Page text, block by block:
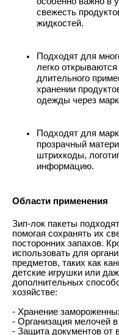
свежесть
жидкостей.
Подходят для
легко
длительного
хранении
одежды через
Подходят для
прозрачный
штрихкоды,
информацию.
Области применения
Зип-лок пакеты
помогая сохранять их
посторонних запахов.
использовать для
предметов, таких как
детские игрушки или
дополнительных
хозяйстве:
- Хранение
- Организация мелочей
- Защита документов от